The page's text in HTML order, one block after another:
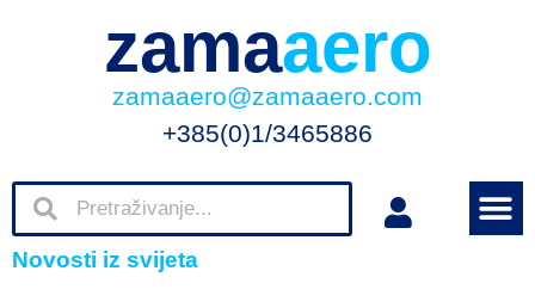
zamaaero
zamaaero@zamaaero.com
+385(0)1/3465886
Novosti iz svijeta